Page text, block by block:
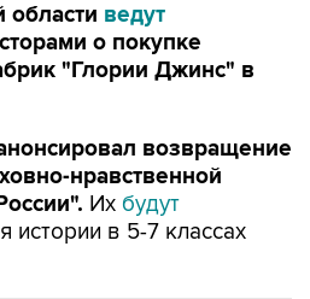
области ведут
о покупке
"Глории Джинс" в
возвращение
нравственной
Их будут
истории в 5-7 классах